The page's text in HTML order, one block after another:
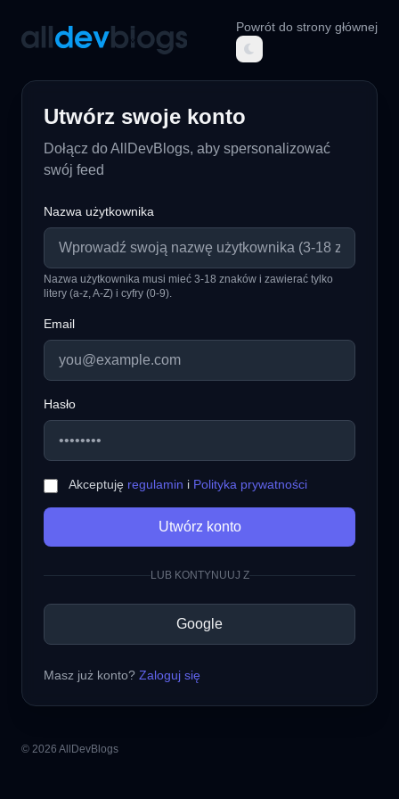
AllDevBlogs
Powrót do strony głównej
Utwórz swoje konto
Dołącz do AllDevBlogs, aby spersonalizować
swój feed
Nazwa użytkownika
Nazwa użytkownika musi mieć 3-18 znaków i zawierać tylko
litery (a-z, A-Z) i cyfry (0-9).
Email
Hasło
Akceptuję regulamin i Polityka prywatności
Utwórz konto
LUB KONTYNUUJ Z
Google
Masz już konto? Zaloguj się
© 2026 AllDevBlogs